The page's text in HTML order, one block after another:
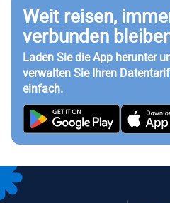
Weit reisen,
verbunden
Laden Sie die App herunter
verwalten Sie Ihren
einfach.